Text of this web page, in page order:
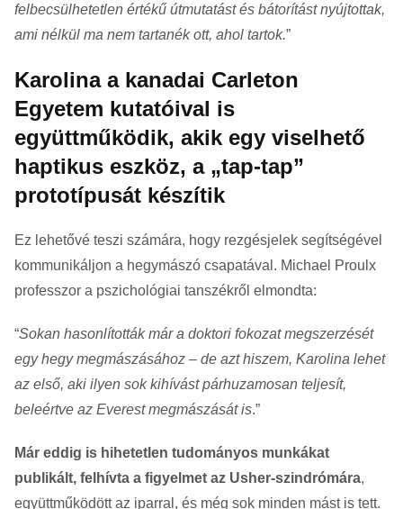
felbecsülhetetlen értékű útmutatást és bátorítást nyújtottak,
ami nélkül ma nem tartanék ott, ahol tartok.”
Karolina a kanadai Carleton
Egyetem kutatóival is
együttműködik, akik egy viselhető
haptikus eszköz, a „tap-tap”
prototípusát készítik
Ez lehetővé teszi számára, hogy rezgésjelek segítségével
kommunikáljon a hegymászó csapatával. Michael Proulx
professzor a pszichológiai tanszékről elmondta:
“Sokan hasonlították már a doktori fokozat megszerzését
egy hegy megmászásához – de azt hiszem, Karolina lehet
az első, aki ilyen sok kihívást párhuzamosan teljesít,
beleértve az Everest megmászását is.”
Már eddig is hihetetlen tudományos munkákat
publikált, felhívta a figyelmet az Usher-szindrómára,
együttműködött az iparral, és még sok minden mást is tett.